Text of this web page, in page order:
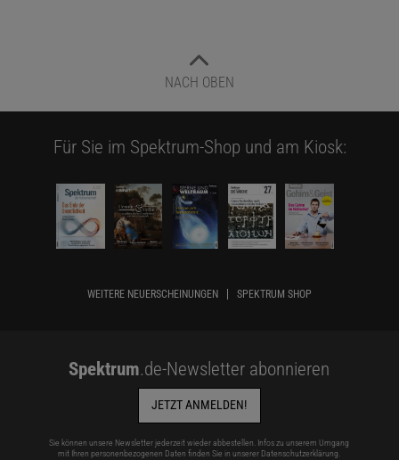
NACH OBEN
Für Sie im Spektrum-Shop und am Kiosk:
WEITERE NEUERSCHEINUNGEN SPEKTRUM SHOP
Spektrum.de-Newsletter abonnieren
JETZT ANMELDEN!
Sie können unsere Newsletter jederzeit wieder abbestellen. Infos zu unserem Umgang
mit Ihren personenbezogenen Daten finden Sie in unserer Datenschutzerklärung.